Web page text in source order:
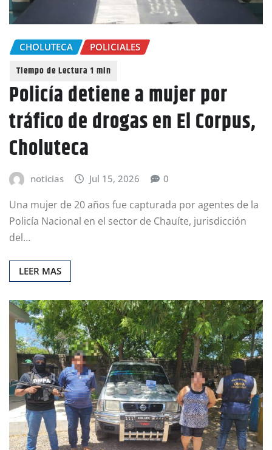
CHOLUTECA POLICIALES
Policía detiene a mujer por
tráfico de drogas en El Corpus,
Choluteca
noticias Jul 15, 2026 0
Una mujer de 20 años fue capturada por agentes de la
Policía Nacional en el sector de Chauíte, jurisdicción
del…
LEER MAS